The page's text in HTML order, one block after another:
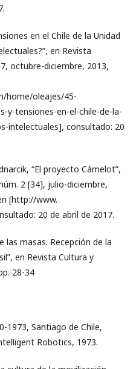
en el Chile de la Unidad
en Revista
octubre-diciembre, 2013,
home/oleajes/45-
y-tensiones-en-el-chile-de-la-
intelectuales], consultado: 20
“El proyecto Cámelot”,
2 [34], julio-diciembre,
[http://www.
20 de abril de 2017.
las masas. Recepción de la
en Revista Cultura y
28-34
1973, Santiago de Chile,
Robotics, 1973.